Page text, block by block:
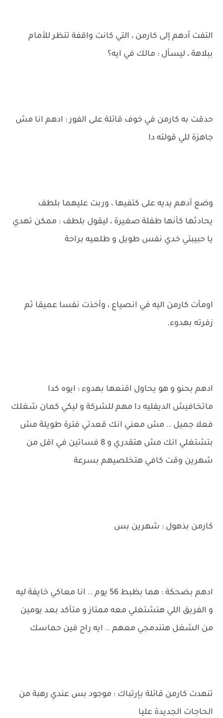
التفت أدهم إلى كارمن ، التي كانت واقفة تنظر للأمام
ببلاهة ، ليسأل : مالك في ايه؟
حدقت به كارمن في خوف قائلة على الفور : ادهم انا مش
جاهزة للي قولته دا
وضع أدهم يديه على كتفيها ، وربت عليهما بلطف
يحادثها كأنها طفلة صغيرة ، ليقول بلطف : ممكن تهدي
يا حبيبتي خدي نفس طويل و طلعيه براحة
اومأت كارمن اليه في انصياع ، وأخذت نفسا عميقا ثم
زفرته بهدوء.
ادهم بحنو و هو يحاول اقنعها بهدوء : ايوه كدا
ماتخافيش الديفليه دا مهم للشركة و ليكي كمان شغلك
فعلا جميل .. مش معني انك قعدتي فترة طويلة مش
بتشتغلي انك مش هتقدري و 8 فساتين في اقل من
شهرين وقت كافي هتخلصيهم بسرعة
كارمن بذهول : شهرين بس
ادهم بضحكة : هما بظبط 56 يوم .. انا معاكي خايفة ليه
و الفريق اللي هتشتغلي معه ممتاز و متأكد بعد يومين
من الشغل هتندمجي معهم .. ايه راح فين حماسك
تنهدت كارمن قائلة بإرتباك : موجود بس عندي رهبة من
الحاجات الجديدة عليا